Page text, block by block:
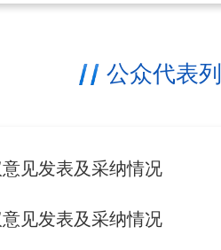
公众代表
见发表及采纳情况
见发表及采纳情况